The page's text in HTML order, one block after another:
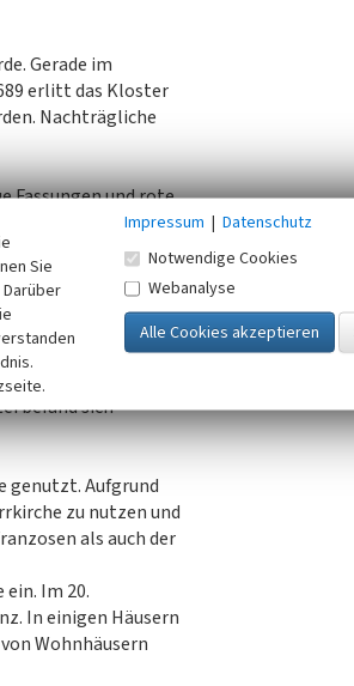
Gerade im
erlitt das Kloster
Nachträgliche
Fassungen und rote
die darauf hindeuten,
Schönburger-
Reliquien sollen
ein neuer
gelegenen
befand sich
genutzt. Aufgrund
zu nutzen und
als auch der
Im 20.
In einigen Häusern
Wohnhäusern
Sie
Impressum | Datenschutz
Notwendige Cookies
Webanalyse